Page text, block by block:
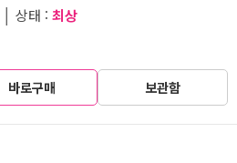
상태 : 최상
바로구매 보관함